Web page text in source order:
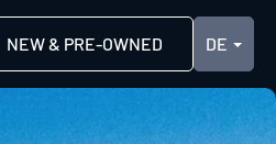
NEW & PRE-OWNED